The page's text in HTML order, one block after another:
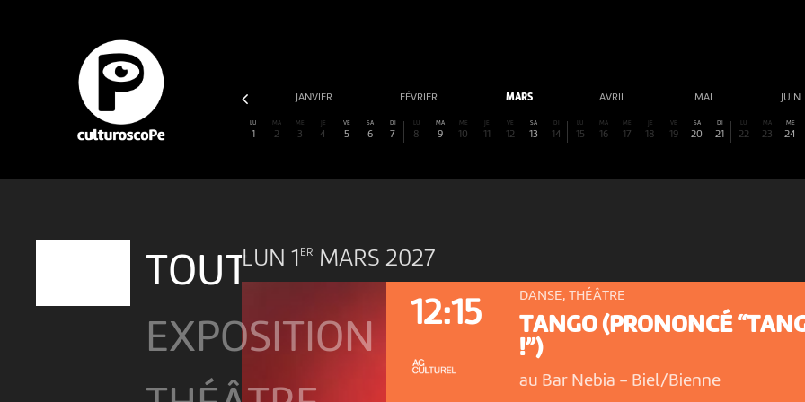
NOVEMBRE JANVIER FÉVRIER MARS AVRIL MAI JUIN
LU
1
MA
2
ME
3
JE
4
VE
5
SA
6
DI
7
LU
8
MA
9
ME
10
JE
11
VE
12
SA
13
DI
14
LU
15
MA
16
ME
17
JE
18
VE
19
SA
20
DI
21
LU
22
MA
23
ME
24
TOUT
EXPOSITION
LUN 1 ER MARS 2027
12:15 DANSE, THÉÂTRE
TANGO (PRONONCÉ
!”)
au Bar Nebia - Biel/Bienne